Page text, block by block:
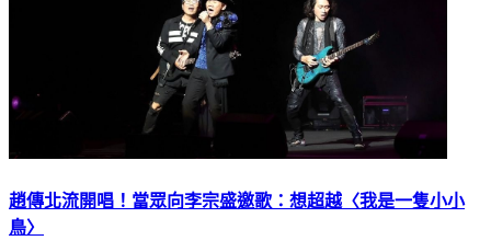
趙傳北流開唱！當眾向李宗盛邀歌：想超越〈我是一隻小小